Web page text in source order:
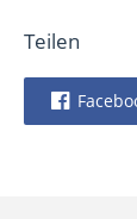
Teilen